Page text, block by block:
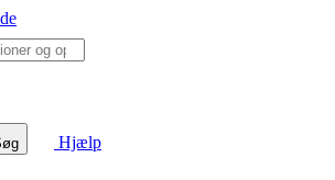
Hjælp